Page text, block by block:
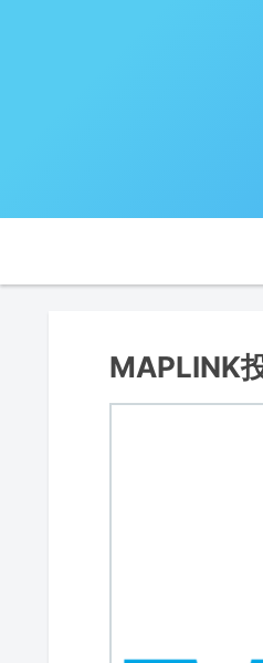
MAPLINK